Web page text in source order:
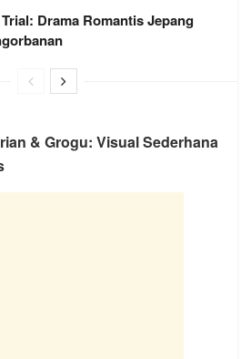
Drama Romantis Jepang
& Grogu: Visual Sederhana